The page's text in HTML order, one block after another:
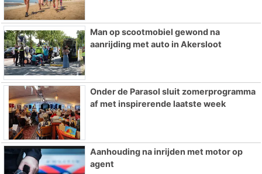
Man op scootmobiel gewond na
aanrijding met auto in Akersloot
Onder de Parasol sluit zomerprogramma
af met inspirerende laatste week
Aanhouding na inrijden met motor op
agent